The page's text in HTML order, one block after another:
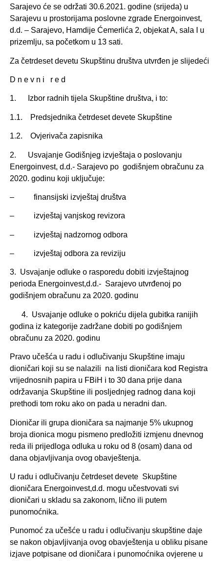
Sarajevo će se održati 30.6.2021. godine (srijeda) u
Sarajevu u prostorijama poslovne zgrade Energoinvest,
d.d. – Sarajevo, Hamdije Ćemerlića 2, objekat A, sala I u
prizemlju, sa početkom u 13 sati.
Za četrdeset devetu Skupštinu društva utvrđen je slijedeći
D n e v n i r e d
1. Izbor radnih tijela Skupštine društva, i to:
1.1. Predsjednika četrdeset devete Skupštine
1.2. Ovjerivača zapisnika
2. Usvajanje Godišnjeg izvještaja o poslovanju
Energoinvest, d.d.- Sarajevo po godišnjem obračunu za
2020. godinu koji uključuje:
– finansijski izvještaj društva
– izvještaj vanjskog revizora
– izvještaj nadzornog odbora
– izvještaj odbora za reviziju
3. Usvajanje odluke o rasporedu dobiti izvještajnog
perioda Energoinvest,d.d.- Sarajevo utvrđenoj po
godišnjem obračunu za 2020. godinu
4. Usvajanje odluke o pokriću dijela gubitka ranijih
godina iz kategorije zadržane dobiti po godišnjem
obračunu za 2020. godinu
Pravo učešća u radu i odlučivanju Skupštine imaju
dioničari koji su se nalazili na listi dioničara kod Registra
vrijednosnih papira u FBiH i to 30 dana prije dana
održavanja Skupštine ili posljednjeg radnog dana koji
prethodi tom roku ako on pada u neradni dan.
Dioničar ili grupa dioničara sa najmanje 5% ukupnog
broja dionica mogu pismeno predložiti izmjenu dnevnog
reda ili prijedloga odluka u roku od 8 (osam) dana od
dana objavljivanja ovog obavještenja.
U radu i odlučivanju četrdeset devete Skupštine
dioničara Energoinvest,d.d. mogu učestvovati svi
dioničari u skladu sa zakonom, lično ili putem
punomoćnika.
Punomoć za učešće u radu i odlučivanju skupštine daje
se nakon objavljivanja ovog obavještenja u obliku pisane
izjave potpisane od dioničara i punomoćnika ovjerene u